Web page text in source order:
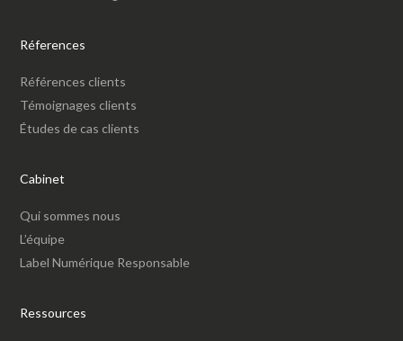
Réferences
Références clients
Témoignages clients
Études de cas clients
Cabinet
Qui sommes nous
L’équipe
Label Numérique Responsable
Ressources